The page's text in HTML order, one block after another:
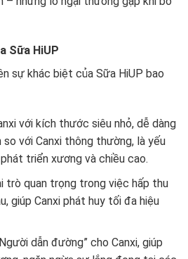
Sữa HiUP
sự khác biệt của Sữa HiUP bao
với kích thước siêu nhỏ, dễ dàng
so với Canxi thông thường, là yếu
triển xương và chiều cao.
trò quan trọng trong việc hấp thu
giúp Canxi phát huy tối đa hiệu
dẫn đường” cho Canxi, giúp